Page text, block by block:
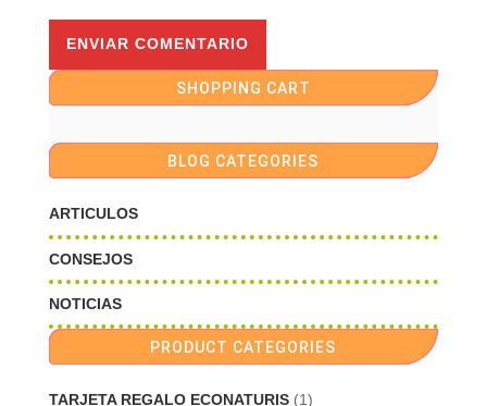
SHOPPING CART
BLOG CATEGORIES
ARTICULOS
CONSEJOS
NOTICIAS
PRODUCT CATEGORIES
TARJETA REGALO ECONATURIS (1)